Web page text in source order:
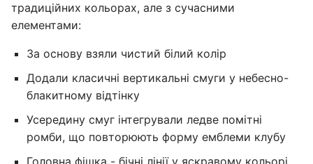
традиційних кольорах, але з сучасними
елементами:
За основу взяли чистий білий колір
Додали класичні вертикальні смуги у небесно-
блакитному відтінку
Усередину смуг інтегрували ледве помітні
ромби, що повторюють форму емблеми клубу